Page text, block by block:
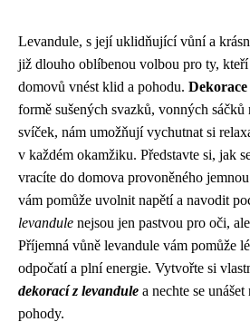
Levandule, s její uklidňující vůní a
již dlouho oblíbenou volbou pro ty,
domovů vnést klid a pohodu.
formě sušených svazků, vonných sáčků
svíček, nám umožňují vychutnat si
v každém okamžiku. Představte si, jak
vracíte do domova provoněného
vám pomůže uvolnit napětí a navodit
levandule nejsou jen pastvou pro oči,
Příjemná vůně levandule vám pomůže
odpočatí a plní energie. Vytvořte si
dekorací z levandule a nechte se
pohody.